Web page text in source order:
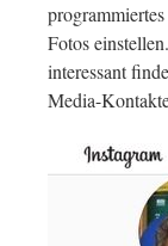
Fotos
interessant
Media-